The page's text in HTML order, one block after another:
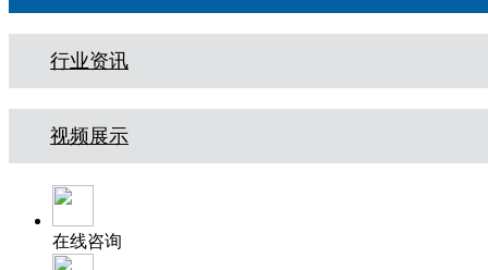
行业资讯
视频展示
在线咨询